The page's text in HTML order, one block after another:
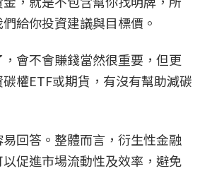
給你投資建議與目標價。
會不會賺錢當然很重要，但更
權ETF或期貨，有沒有幫助減碳
回答。整體而言，衍生性金融
促進市場流動性及效率，避免